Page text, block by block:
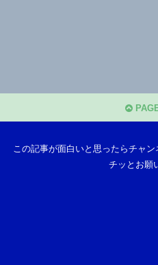
この記事が面白いと思ったらチャ
チッとお願